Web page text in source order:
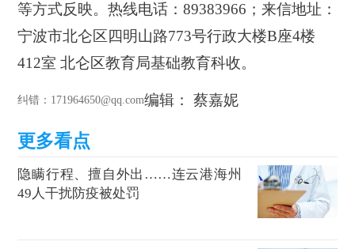
等方式反映。热线电话：89383966；来信地址：
宁波市北仑区四明山路773号行政大楼B座4楼
412室 北仑区教育局基础教育科收。
纠错 ：171964650@qq.com编辑： 蔡嘉妮
隐瞒行程、擅自外出……连云港海州
49人干扰防疫被处罚